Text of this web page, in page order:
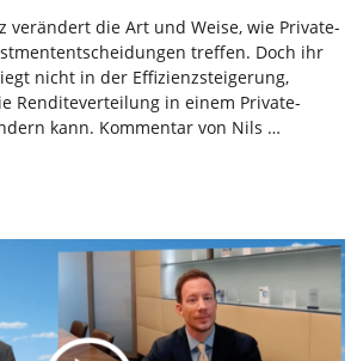
verändert die Art und Weise, wie Private-
treffen. Doch ihr
nicht in der Effizienzsteigerung,
Renditeverteilung in einem Private-
kann. Kommentar von Nils …